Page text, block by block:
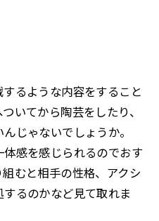
るような内容をすること
いてから陶芸をしたり、
じゃないでしょうか。
感を感じられるのでおす
むと相手の性格、アクシ
るのかなど見て取れま